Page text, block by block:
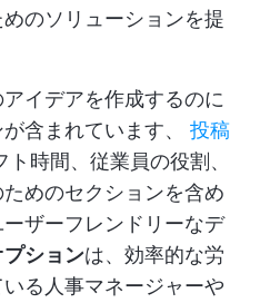
のソリューションを提
イデアを作成するのに
含まれています、 投稿
ト時間、従業員の役割、
めのセクションを含め
ザーフレンドリーなデ
ションは、効率的な労
る人事マネージャーや